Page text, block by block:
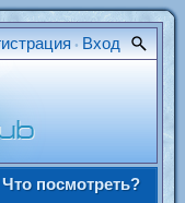
• Вход
Что посмотреть?